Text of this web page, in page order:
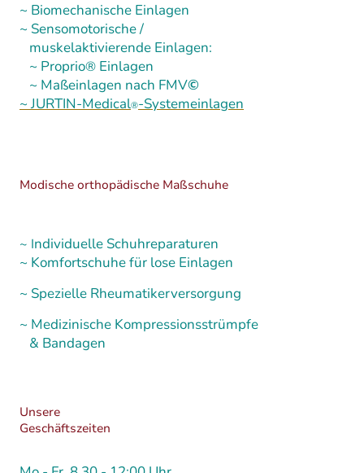
~ Biomechanische Einlagen
~ Sensomotorische /
muskelaktivierende Einlagen:
~ Proprio® Einlagen
~ Maßeinlagen nach FMV©
~ JURTIN-Medical®-Systemeinlagen
Modische orthopädische Maßschuhe
~ Individuelle Schuhreparaturen
~ Komfortschuhe für lose Einlagen
~ Spezielle Rheumatikerversorgung
~ Medizinische Kompressionsstrümpfe
& Bandagen
Unsere
Geschäftszeiten